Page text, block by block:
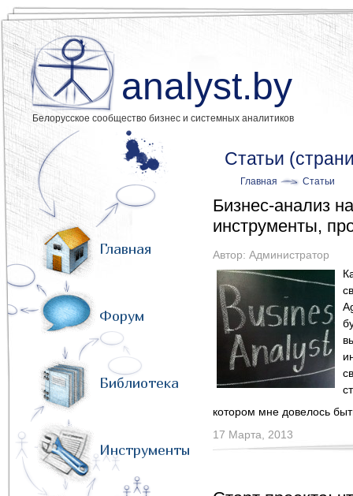
analyst.by
Белорусское сообщество бизнес и системных аналитиков
Главная
Форум
Библиотека
Инструменты
Статьи
Главная Статьи
Бизнес-анализ
инструменты,
Автор: Администратор
котором мне довелось
17 Марта, 2013